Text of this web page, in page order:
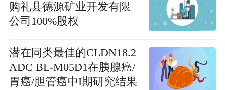
购礼县德源矿业开发有限
公司100%股权
潜在同类最佳的CLDN18.2
ADC BL-M05D1在胰腺癌/
胃癌/胆管癌中I期研究结果